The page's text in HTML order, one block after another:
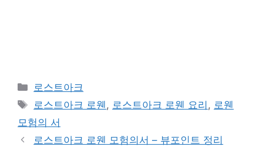
카
테
리
로스트아크
태
그
로스트아크 로웬, 로스트아크 로웬 요리 , 로웬
모험의 서
로스트아크 로웬 모험의서 – 뷰포인트 정리